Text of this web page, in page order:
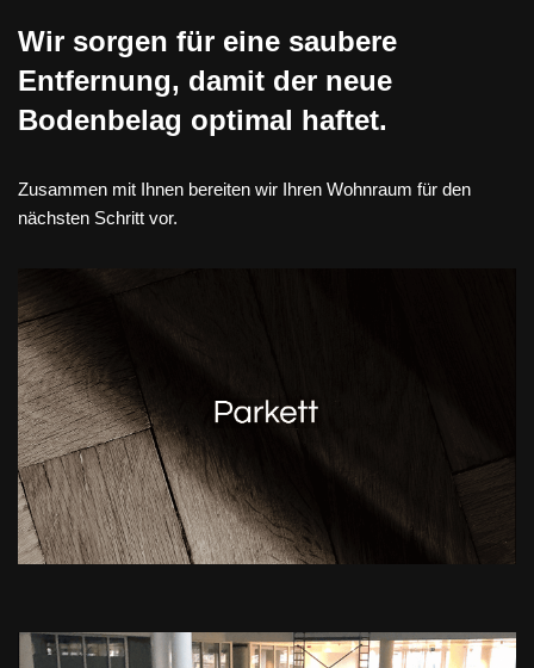
Wir sorgen für eine saubere
Entfernung, damit der neue
Bodenbelag optimal haftet.
Zusammen mit Ihnen bereiten wir Ihren Wohnraum für den
nächsten Schritt vor.